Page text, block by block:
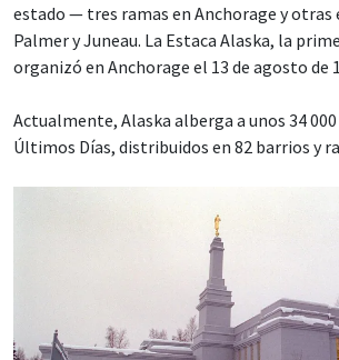
estado — tres ramas en Anchorage y otras
Palmer y Juneau. La Estaca Alaska, la
organizó en Anchorage el 13 de agosto de
Actualmente, Alaska alberga a unos 34
Últimos Días, distribuidos en 82 barrios y